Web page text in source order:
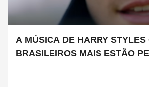
A MÚSICA DE HARRY STYLES
BRASILEIROS MAIS ESTÃO